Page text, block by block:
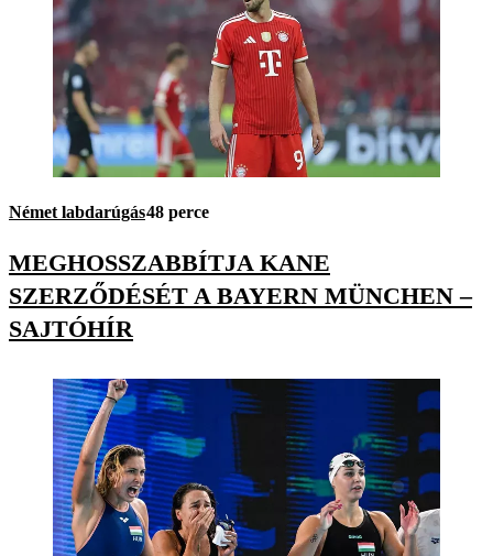
Német labdarúgás48 perce
MEGHOSSZABBÍTJA KANE
SZERZŐDÉSÉT A BAYERN MÜNCHEN –
SAJTÓHÍR